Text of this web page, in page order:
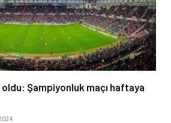
Şampiyonluk maçı haftaya